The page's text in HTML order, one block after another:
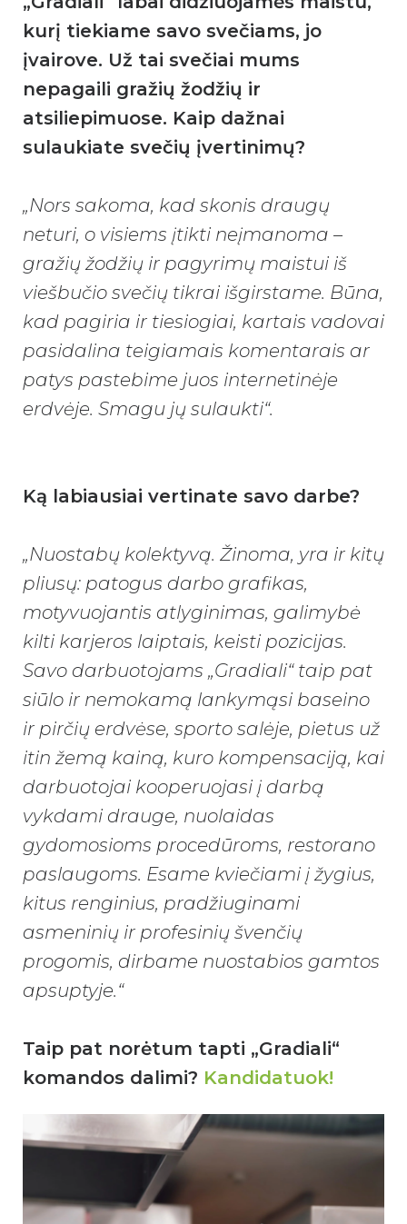
kurį tiekiame savo svečiams, jo
įvairove. Už tai svečiai mums
nepagaili gražių žodžių ir
atsiliepimuose. Kaip dažnai
sulaukiate svečių įvertinimų?
„Nors sakoma, kad skonis draugų
neturi, o visiems įtikti neįmanoma –
gražių žodžių ir pagyrimų maistui iš
viešbučio svečių tikrai išgirstame. Būna,
kad pagiria ir tiesiogiai, kartais vadovai
pasidalina teigiamais komentarais ar
patys pastebime juos internetinėje
erdvėje. Smagu jų sulaukti“.
Ką labiausiai vertinate savo darbe?
„Nuostabų kolektyvą. Žinoma, yra ir kitų
pliusų: patogus darbo grafikas,
motyvuojantis atlyginimas, galimybė
kilti karjeros laiptais, keisti pozicijas.
Savo darbuotojams „Gradiali“ taip pat
siūlo ir nemokamą lankymąsi baseino
ir pirčių erdvėse, sporto salėje, pietus už
itin žemą kainą, kuro kompensaciją, kai
darbuotojai kooperuojasi į darbą
vykdami drauge, nuolaidas
gydomosioms procedūroms, restorano
paslaugoms. Esame kviečiami į žygius,
kitus renginius, pradžiuginami
asmeninių ir profesinių švenčių
progomis, dirbame nuostabios gamtos
apsuptyje.“
Taip pat norėtum tapti „Gradiali“
komandos dalimi? Kandidatuok!